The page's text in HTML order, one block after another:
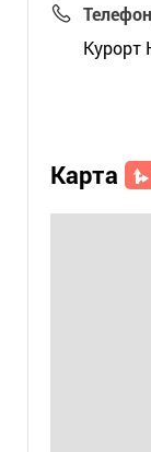
Курорт
Карта